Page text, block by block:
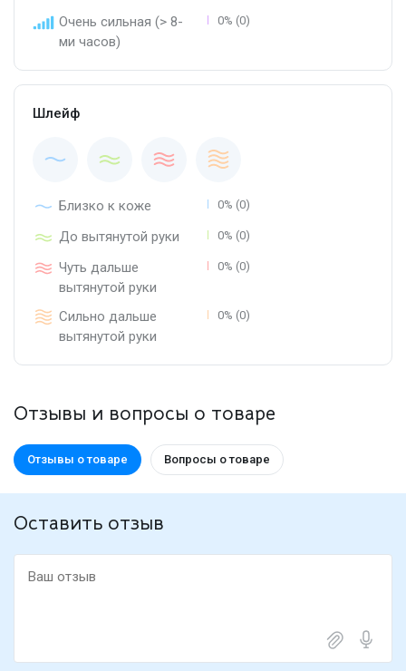
Очень сильная (> 8-
ми часов)
0% (0)
Шлейф
Близко к коже 0% (0)
До вытянутой руки 0% (0)
Чуть дальше
вытянутой руки
0% (0)
Сильно дальше
вытянутой руки
0% (0)
Отзывы и вопросы о товаре
Отзывы о товаре Вопросы о товаре
Оставить отзыв